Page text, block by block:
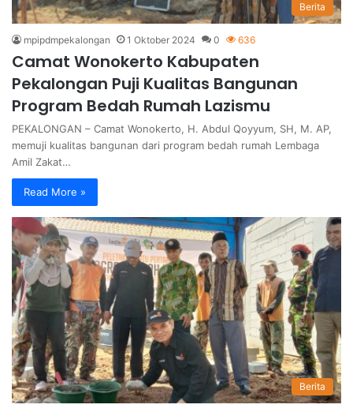
Berita
mpipdmpekalongan 1 Oktober 2024 0 636
Camat Wonokerto Kabupaten
Pekalongan Puji Kualitas Bangunan
Program Bedah Rumah Lazismu
PEKALONGAN – Camat Wonokerto, H. Abdul Qoyyum, SH, M. AP,
memuji kualitas bangunan dari program bedah rumah Lembaga
Amil Zakat…
Read More »
Berita